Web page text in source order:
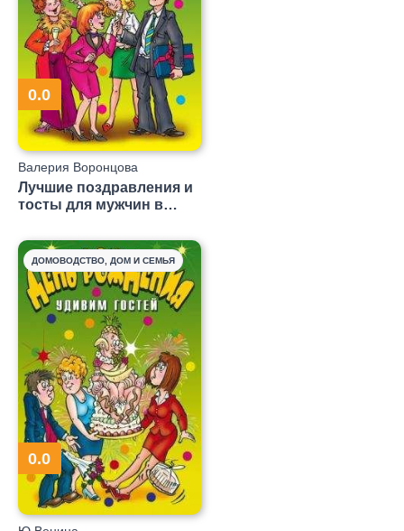
0.0
Валерия Воронцова
Лучшие поздравления и
тосты для мужчин в
ДОМОВОДСТВО, ДОМ И СЕМЬЯ
0.0